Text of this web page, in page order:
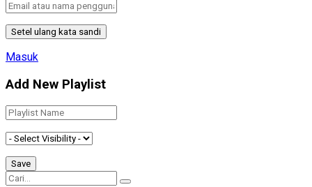
Masuk
Add New Playlist